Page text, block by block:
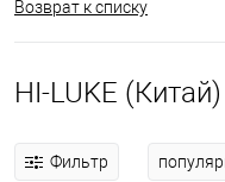
Возврат к списку
HI-LUKE (Китай)
Фильтр